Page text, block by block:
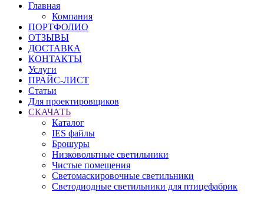
Главная
Компания
ПОРТФОЛИО
ОТЗЫВЫ
ДОСТАВКА
КОНТАКТЫ
Услуги
ПРАЙС-ЛИСТ
Статьи
Для проектировщиков
СКАЧАТЬ
Каталог
IES файлы
Брошуры
Низковольтные светильники
Чистые помещения
Светомаскировочные светильники
Светодиодные светильники для птицефабрик